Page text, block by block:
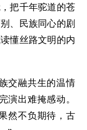
把千年驼道的苍
、民族同心的剧
懂丝路文明的内
交融共生的温情
演出难掩感动。
然不负期待，古